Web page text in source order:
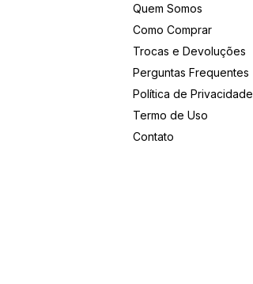
Quem Somos
Como Comprar
Trocas e Devoluções
Perguntas Frequentes
Política de Privacidade
Termo de Uso
Contato